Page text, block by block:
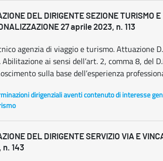
DEL DIRIGENTE SEZIONE TURISMO E
27 aprile 2023, n. 113
agenzia di viaggio e turismo. Attuazione
ai sensi dell’art. 2, comma 8, del
sulla base dell’esperienza
dirigenziali aventi contenuto di interesse
DEL DIRIGENTE SERVIZIO VIA E
n. 143